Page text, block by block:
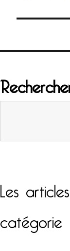
Les
catégorie